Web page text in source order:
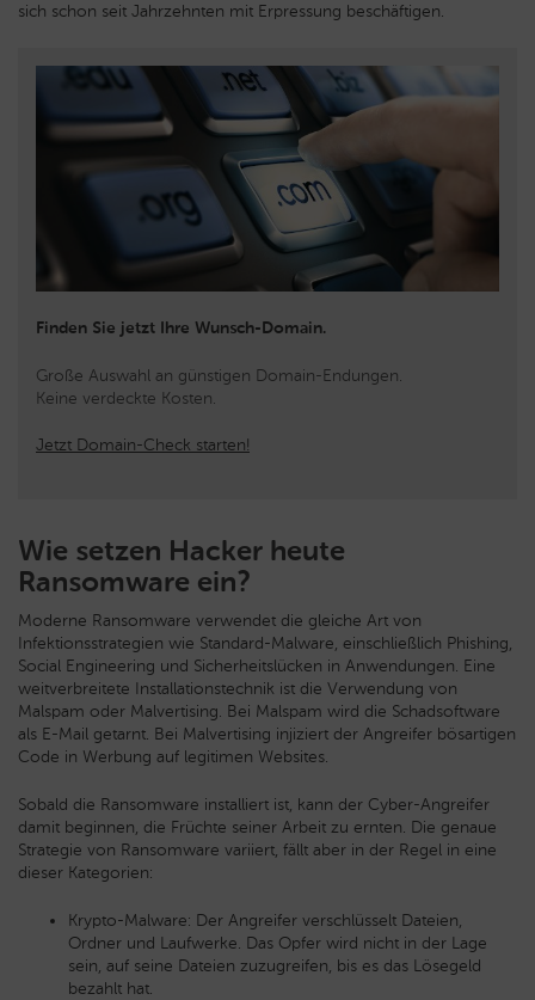
sich schon seit Jahrzehnten mit Erpressung beschäftigen.
Finden Sie jetzt Ihre Wunsch-Domain.
Große Auswahl an günstigen Domain-Endungen.
Keine verdeckte Kosten.
Jetzt Domain-Check starten!
Wie setzen Hacker heute
Ransomware ein?
Moderne Ransomware verwendet die gleiche Art von
Infektionsstrategien wie Standard-Malware, einschließlich Phishing,
Social Engineering und Sicherheitslücken in Anwendungen. Eine
weitverbreitete Installationstechnik ist die Verwendung von
Malspam oder Malvertising. Bei Malspam wird die Schadsoftware
als E-Mail getarnt. Bei Malvertising injiziert der Angreifer bösartigen
Code in Werbung auf legitimen Websites.
Sobald die Ransomware installiert ist, kann der Cyber-Angreifer
damit beginnen, die Früchte seiner Arbeit zu ernten. Die genaue
Strategie von Ransomware variiert, fällt aber in der Regel in eine
dieser Kategorien:
Krypto-Malware: Der Angreifer verschlüsselt Dateien,
Ordner und Laufwerke. Das Opfer wird nicht in der Lage
sein, auf seine Dateien zuzugreifen, bis es das Lösegeld
bezahlt hat.